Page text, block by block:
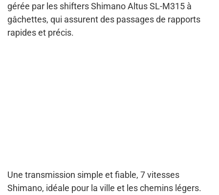
gérée par les shifters Shimano Altus SL-M315 à
gâchettes, qui assurent des passages de rapports
rapides et précis.
Une transmission simple et fiable, 7 vitesses
Shimano, idéale pour la ville et les chemins légers.